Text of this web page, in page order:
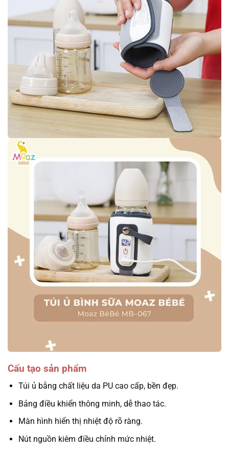
Cấu tạo sản phẩm
Túi ủ bằng chất liệu da PU cao cấp, bền đẹp.
Bảng điều khiển thông minh, dễ thao tác.
Màn hình hiển thị nhiệt độ rõ ràng.
Nút nguồn kiêm điều chỉnh mức nhiệt.